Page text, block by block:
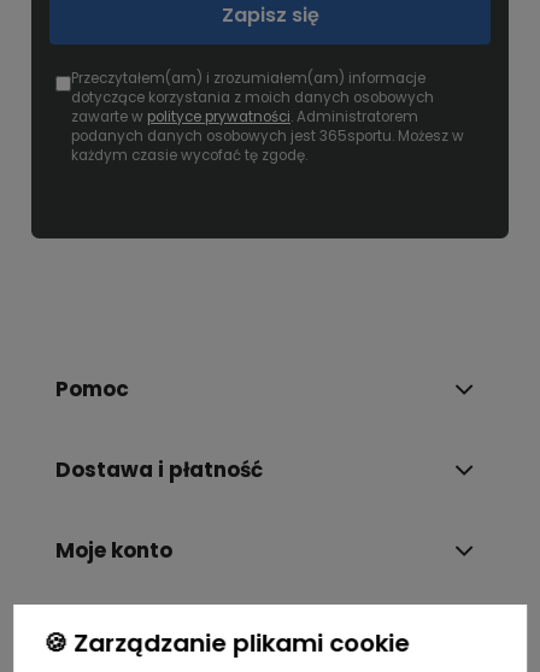
Zapisz się
Przeczytałem(am) i zrozumiałem(am) informacje
dotyczące korzystania z moich danych osobowych
zawarte w polityce prywatności. Administratorem
podanych danych osobowych jest 365sportu. Możesz w
każdym czasie wycofać tę zgodę.
Pomoc
Dostawa i płatność
Moje konto
Gwarancja i zwroty
🍪 Zarządzanie plikami cookie